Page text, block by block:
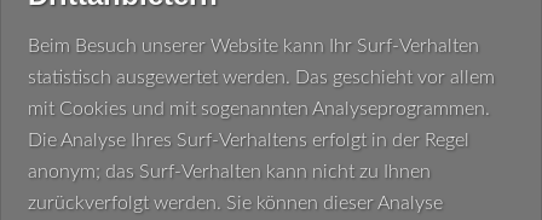
Beim Besuch unserer Website kann Ihr Surf-Verhalten
statistisch ausgewertet werden. Das geschieht vor allem
mit Cookies und mit sogenannten Analyseprogrammen.
Die Analyse Ihres Surf-Verhaltens erfolgt in der Regel
anonym; das Surf-Verhalten kann nicht zu Ihnen
zurückverfolgt werden. Sie können dieser Analyse